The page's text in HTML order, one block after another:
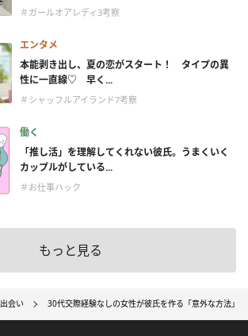
＃ガールオアレディ3考察
エンタメ
本能剥き出し、夏の恋がスタート！ タイプの異
性に一直線♡ 早く...
＃シャッフルアイランド7考察
働く
「推し活」を理解してくれない彼氏。うまくいく
カップルがしている...
＃お仕事ハック
もっと見る
出会い 30代交際経験なしの女性が彼氏を作る「意外な方法」